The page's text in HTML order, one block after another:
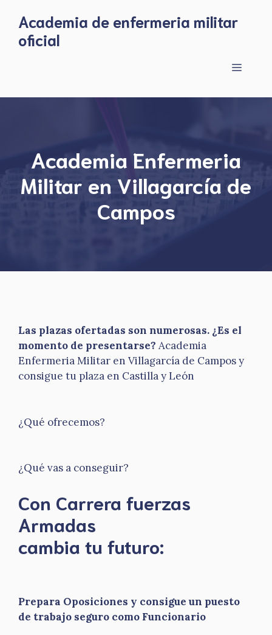
content
Academia de enfermeria militar
oficial
Menu
Academia Enfermeria
Militar en Villagarcía de
Campos
Las plazas ofertadas son numerosas. ¿Es el
momento de presentarse? Academia
Enfermeria Militar en Villagarcía de Campos y
consigue tu plaza en Castilla y León
¿Qué ofrecemos?
¿Qué vas a conseguir?
Con Carrera fuerzas
Armadas
​cambia tu futuro:
Prepara Oposiciones y consigue un puesto
de trabajo seguro como Funcionario